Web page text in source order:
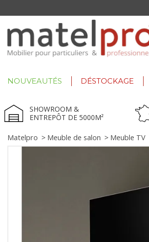
NOUVEAUTÉS DÉSTOCKAGE
SHOWROOM &
ENTREPÔT DE 5000M²
Matelpro > Meuble de salon > Meuble TV